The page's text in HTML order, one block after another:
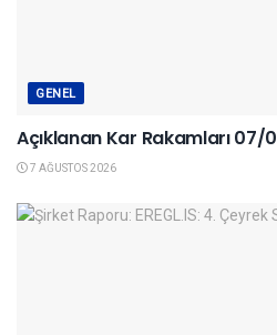
GENEL
Açıklanan Kar Rakamları 07/
7 AĞUSTOS 2026